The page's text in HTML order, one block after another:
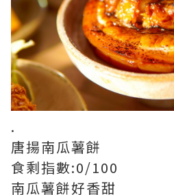
.
唐揚南瓜薯餅
食剩指數:0/100
南瓜薯餅好香甜